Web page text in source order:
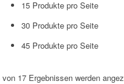
15 Produkte pro Seite
30 Produkte pro Seite
45 Produkte pro Seite
von 17 Ergebnissen werden